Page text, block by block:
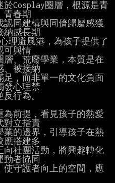
於Cosplay圈層，根源是青
青春期
同建構與同儕歸屬感獲
納感長期
理避風港，為孩子提供了
可與情
、荒廢學業，本質是在
、被接納
，而非單一的文化負面
發心理禁
行為。
前提，看見孩子的熱愛
對立指責
業的邊界，引導孩子在熱
應搭建多
向社團活動，將興趣轉化
動者協同
守護者向上的空間，應